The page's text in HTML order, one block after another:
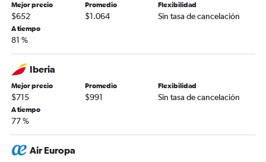
Mejor precio
$652
Promedio
$1.064
Flexibilidad
Sin tasa de cancelación
A tiempo
81 %
Iberia
Mejor precio
$715
Promedio
$991
Flexibilidad
Sin tasa de cancelación
A tiempo
77 %
Air Europa